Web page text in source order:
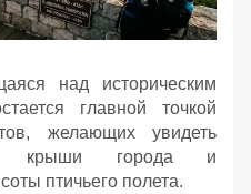
над историческим
главной точкой
желающих увидеть
крыши города и
птичьего полета.